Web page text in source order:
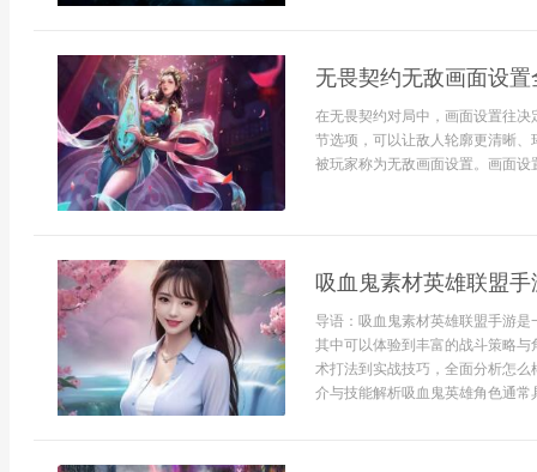
无畏契约无敌画面设置
在无畏契约对局中，画面设置往
节选项，可以让敌人轮廓更清晰
被玩家称为无敌画面设置。画面设
吸血鬼素材英雄联盟
导语：吸血鬼素材英雄联盟手游
其中可以体验到丰富的战斗策略
术打法到实战技巧，全面分析怎
介与技能解析吸血鬼英雄角色通